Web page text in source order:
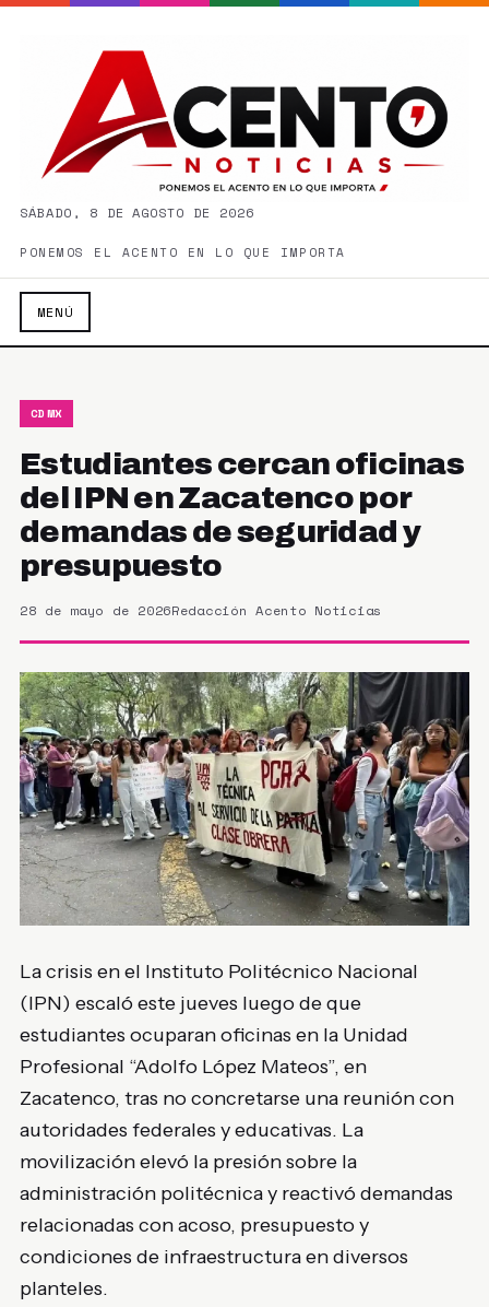
SÁBADO, 8 DE AGOSTO DE 2026
PONEMOS EL ACENTO EN LO QUE IMPORTA
MENÚ
CDMX
Estudiantes cercan oficinas
del IPN en Zacatenco por
demandas de seguridad y
presupuesto
28 de mayo de 2026Redacción Acento Noticias
La crisis en el Instituto Politécnico Nacional
(IPN) escaló este jueves luego de que
estudiantes ocuparan oficinas en la Unidad
Profesional “Adolfo López Mateos”, en
Zacatenco, tras no concretarse una reunión con
autoridades federales y educativas. La
movilización elevó la presión sobre la
administración politécnica y reactivó demandas
relacionadas con acoso, presupuesto y
condiciones de infraestructura en diversos
planteles.